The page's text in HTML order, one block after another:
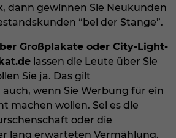
dann gewinnen Sie Neukunden
“bei der Stange”.
Großplakate oder City-Light-
lassen die Leute über Sie
Sie ja. Das gilt
wenn Sie Werbung für ein
machen wollen. Sei es die
oder die
lang erwarteten Vermählung.